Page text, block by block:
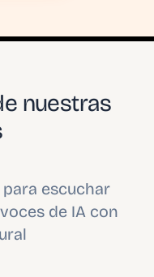
nuestras
escuchar
de IA con